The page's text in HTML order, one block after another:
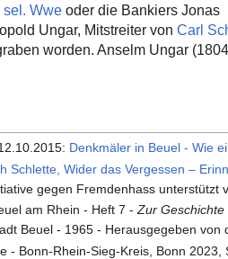
sel. Wwe oder die Bankiers Jonas
Ungar, Mitstreiter von Carl
worden. Anselm Ungar
Denkmäler in Beuel - Wie
Schlette, Wider das Vergessen –
gegen Fremdenhass unterstützt
am Rhein - Heft 7 -Zur
Beuel - 1965 - Herausgegeben von
- Bonn-Rhein-Sieg-Kreis, Bonn 2023,